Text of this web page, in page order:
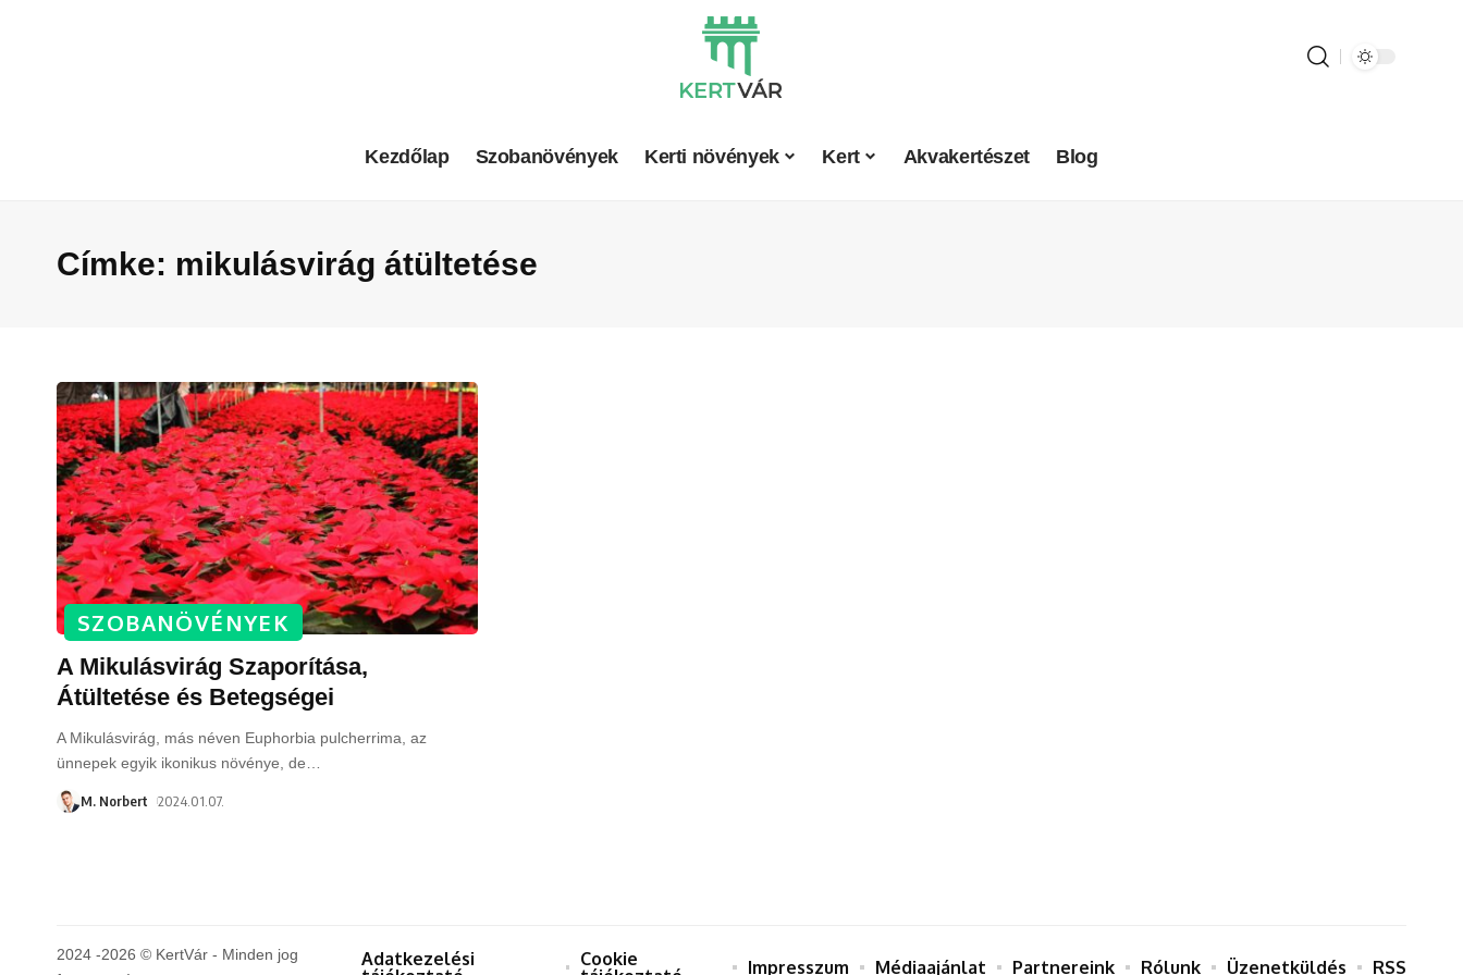
Kezdőlap Szobanövények Kerti növények Kert Akvakertészet Blog
Címke: mikulásvirág átültetése
SZOBANÖVÉNYEK
A Mikulásvirág Szaporítása,
Átültetése és Betegségei
A Mikulásvirág, más néven Euphorbia pulcherrima, az
ünnepek egyik ikonikus növénye, de
M. Norbert 2024.01.07.
2024 -2026 © KertVár - Minden jog
Adatkezelési
Cookie
Impresszum Médiaajánlat Partnereink Rólunk Üzenetküldés RSS